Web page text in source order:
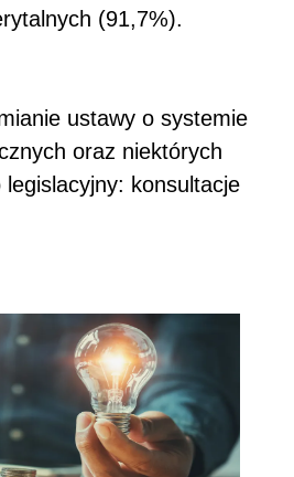
(91,7%).
ustawy o systemie
oraz niektórych
konsultacje